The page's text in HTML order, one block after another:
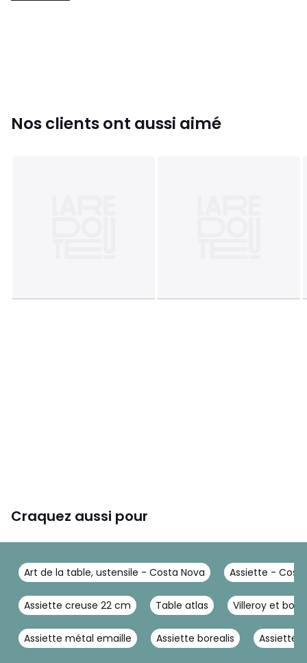
Nos clients ont aussi aimé
Craquez aussi pour
Art de la table, ustensile - Costa Nova Assiette -
Assiette creuse 22 cm Table atlas Villeroy et
Assiette métal emaille Assiette borealis Assiette